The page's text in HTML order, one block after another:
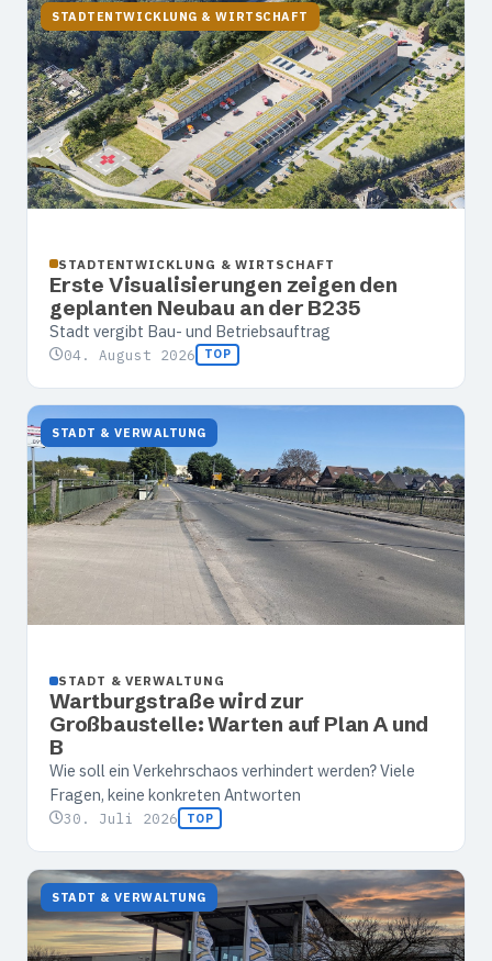
STADTENTWICKLUNG & WIRTSCHAFT
STADTENTWICKLUNG & WIRTSCHAFT
Erste Visualisierungen zeigen den
geplanten Neubau an der B235
Stadt vergibt Bau- und Betriebsauftrag
04. August 2026 TOP
STADT & VERWALTUNG
STADT & VERWALTUNG
Wartburgstraße wird zur
Großbaustelle: Warten auf Plan A und
B
Wie soll ein Verkehrschaos verhindert werden? Viele
Fragen, keine konkreten Antworten
30. Juli 2026 TOP
STADT & VERWALTUNG